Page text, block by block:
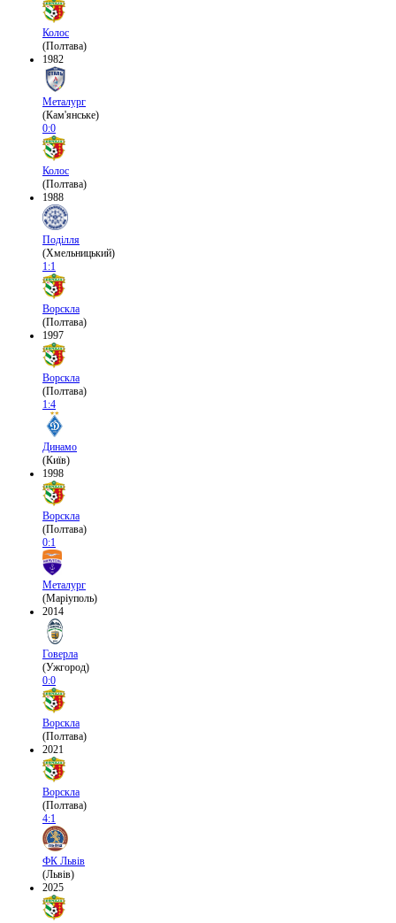
Колос
(Полтава)
1982
Металург
(Кам'янське)
0:0
Колос
(Полтава)
1988
Поділля
(Хмельницький)
1:1
Ворскла
(Полтава)
1997
Ворскла
(Полтава)
1:4
Динамо
(Київ)
1998
Ворскла
(Полтава)
0:1
Металург
(Маріуполь)
2014
Говерла
(Ужгород)
0:0
Ворскла
(Полтава)
2021
Ворскла
(Полтава)
4:1
ФК Львів
(Львів)
2025